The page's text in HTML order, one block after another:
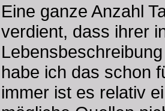
Eine ganze Anzahl
verdient, dass ihrer
habe ich das schon
immer ist es relativ